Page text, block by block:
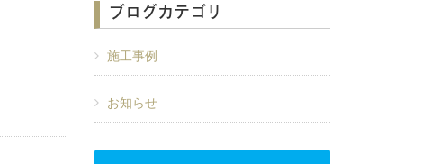
ブログカテゴリ
施工事例
お知らせ